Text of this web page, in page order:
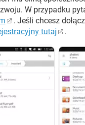
W przypadku
. Jeśli chcesz
tutaj .